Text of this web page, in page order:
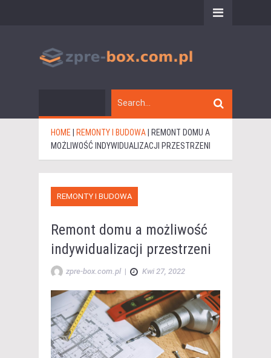
HOME REMONTY I BUDOWA
REMONT DOMU A
MOŻLIWOŚĆ INDYWIDUALIZACJI PRZESTRZENI
REMONTY I BUDOWA
Remont domu a możliwość
indywidualizacji przestrzeni
zpre-box.com.pl | Kwi 27, 2022